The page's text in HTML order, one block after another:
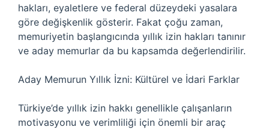
hakları, eyaletlere ve federal düzeydeki yasalara
göre değişkenlik gösterir. Fakat çoğu zaman,
memuriyetin başlangıcında yıllık izin hakları tanınır
ve aday memurlar da bu kapsamda değerlendirilir.
Aday Memurun Yıllık İzni: Kültürel ve İdari Farklar
Türkiye’de yıllık izin hakkı genellikle çalışanların
motivasyonu ve verimliliği için önemli bir araç